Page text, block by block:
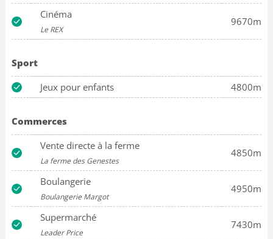
Cinéma
Le REX
9670m
Sport
Jeux pour enfants
4800m
Commerces
Vente directe à la ferme
La ferme des Genestes
4850m
Boulangerie
Boulangerie Margot
4950m
Supermarché
Leader Price
7430m